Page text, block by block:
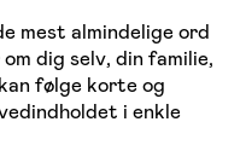
mest almindelige ord
dig selv, din familie,
følge korte og
i enkle